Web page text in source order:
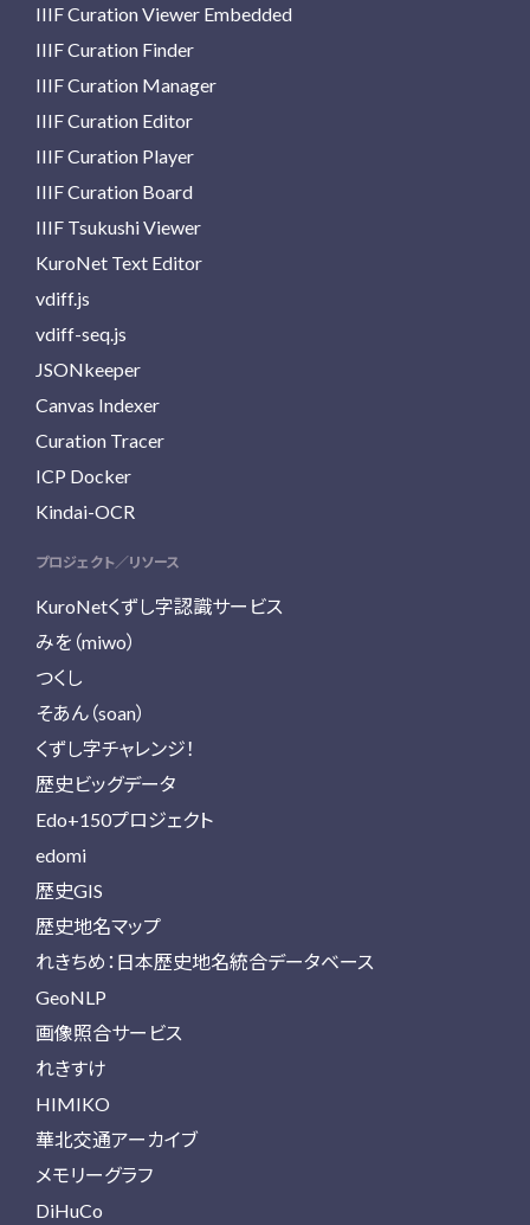
IIIF Curation Viewer Embedded
IIIF Curation Finder
IIIF Curation Manager
IIIF Curation Editor
IIIF Curation Player
IIIF Curation Board
IIIF Tsukushi Viewer
KuroNet Text Editor
vdiff.js
vdiff-seq.js
JSONkeeper
Canvas Indexer
Curation Tracer
ICP Docker
Kindai-OCR
プロジェクト／リソース
KuroNetくずし字認識サービス
みを（miwo）
つくし
そあん（soan）
くずし字チャレンジ！
歴史ビッグデータ
Edo+150プロジェクト
edomi
歴史GIS
歴史地名マップ
れきちめ：日本歴史地名統合データベース
GeoNLP
画像照合サービス
れきすけ
HIMIKO
華北交通アーカイブ
メモリーグラフ
DiHuCo